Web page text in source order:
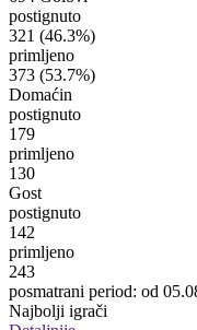
postignuto
321 (46.3%)
primljeno
373 (53.7%)
Domaćin
postignuto
179
primljeno
130
Gost
postignuto
142
primljeno
243
posmatrani period: od
Najbolji igrači